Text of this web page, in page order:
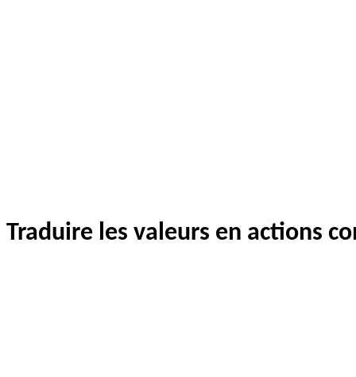
Traduire les valeurs en actions